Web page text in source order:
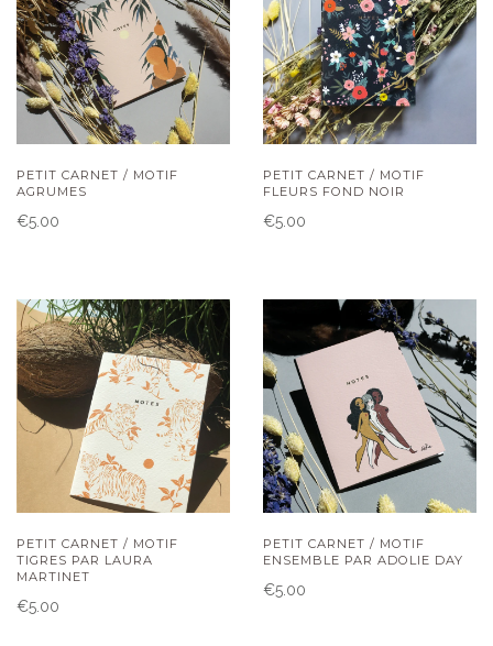
PETIT CARNET / MOTIF
AGRUMES
€5.00
PETIT CARNET / MOTIF
FLEURS FOND NOIR
€5.00
PETIT CARNET / MOTIF
TIGRES PAR LAURA
MARTINET
€5.00
PETIT CARNET / MOTIF
ENSEMBLE PAR ADOLIE DAY
€5.00